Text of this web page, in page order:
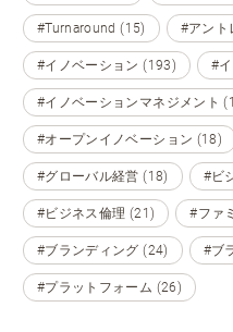
#Turnaround (15) #アント
#イノベーション (193) #
#イノベーションマネジメント
#オープンイノベーション (18)
#グローバル経営 (18) #ビ
#ビジネス倫理 (21) #ファ
#ブランディング (24) #ブ
#プラットフォーム (26)